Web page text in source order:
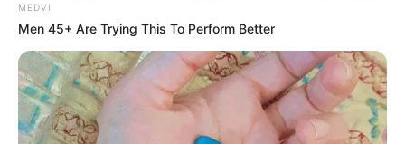
MEDVI
Men 45+ Are Trying This To Perform Better